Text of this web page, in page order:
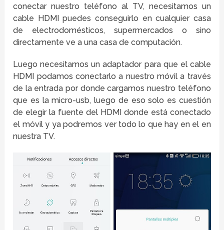
conectar nuestro teléfono al TV, necesitamos un
cable HDMI puedes conseguirlo en cualquier casa
de electrodomésticos, supermercados o sino
directamente ve a una casa de computación.
Luego necesitamos un adaptador para que el cable
HDMI podamos conectarlo a nuestro móvil a través
de la entrada por donde cargamos nuestro teléfono
que es la micro-usb, luego de eso solo es cuestión
de elegir la fuente del HDMI donde está conectado
el móvil y ya podremos ver todo lo que hay en el en
nuestra TV.